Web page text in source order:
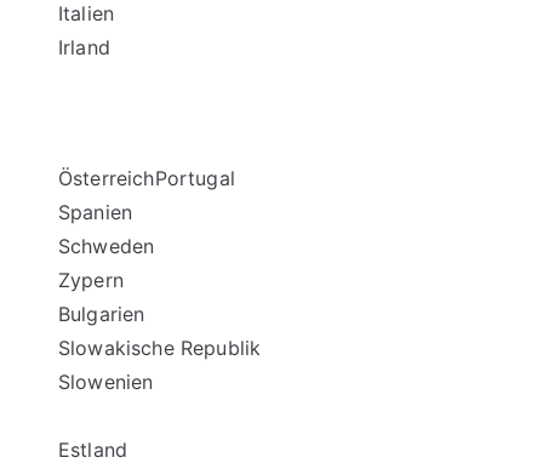
Italien
Irland
ÖsterreichPortugal
Spanien
Schweden
Zypern
Bulgarien
Slowakische Republik
Slowenien
Estland